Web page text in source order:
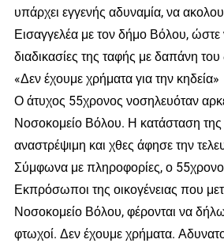
υπάρχει εγγενής αδυναμία, να
Εισαγγελέα με τον δήμο Βόλου, ώστε
διαδικασίες της ταφής με δαπάνη
«Δεν έχουμε χρήματα για την κηδεία»
Ο άτυχος 55χρονος νοσηλευόταν
Νοσοκομείο Βόλου. Η κατάσταση της
αναστρέψιμη και χθες άφησε την
Σύμφωνα με πληροφορίες, ο
Εκπρόσωποι της οικογένειας που
Νοσοκομείο Βόλου, φέρονται να
φτωχοί. Δεν έχουμε χρήματα.